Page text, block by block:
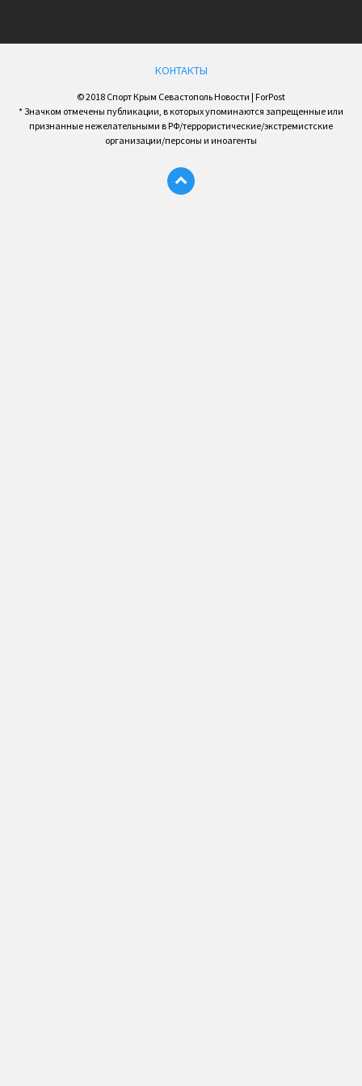
КОНТАКТЫ
© 2018 Спорт Крым Севастополь Новости | ForPost
* Значком отмечены публикации, в которых упоминаются запрещенные или
признанные нежелательными в РФ/террористические/экстремистские
организации/персоны и иноагенты